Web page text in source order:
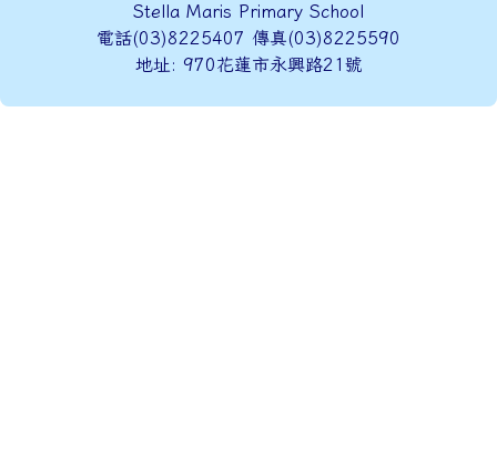
Stella Maris Primary School
電話(03)8225407 傳真(03)8225590
地址: 970花蓮市永興路21號